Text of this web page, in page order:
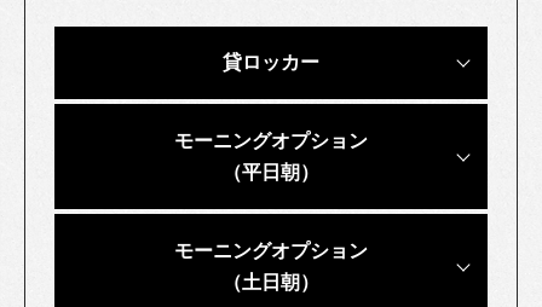
貸ロッカー
モーニングオプション
（平日朝）
モーニングオプション
（土日朝）